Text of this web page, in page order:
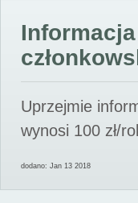
Uprzejmie
wynosi 100 zł/
dodano: Jan 13 2018